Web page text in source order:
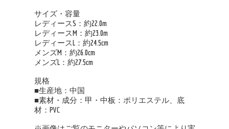
サイズ・容量
レディースS：約22.0m
レディースM：約23.0m
レディースL：約24.5cm
メンズM：約26.0cm
メンズL：約27.5cm
規格
■生産地：中国
■素材・成分：甲・中板：ポリエステル、底
材：PVC